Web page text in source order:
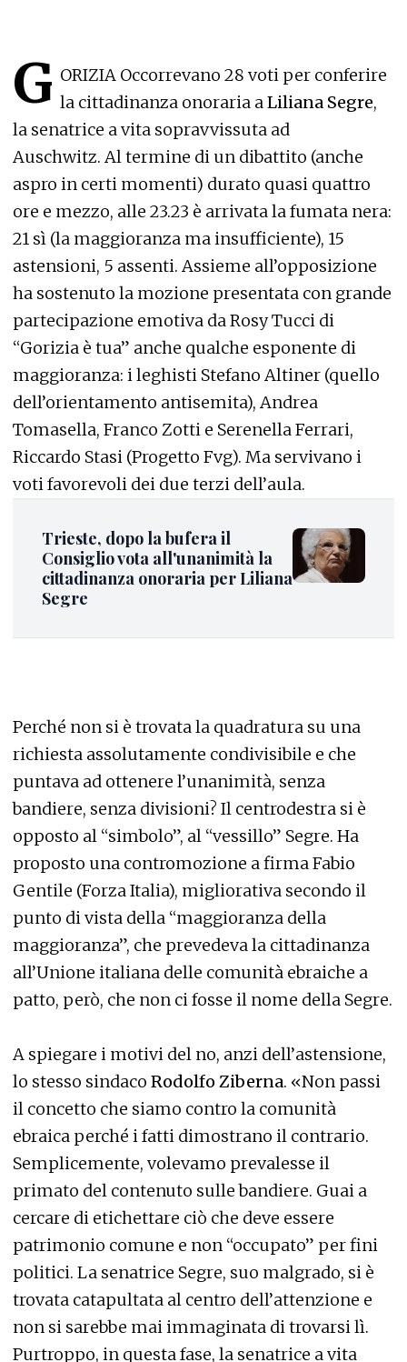
G ORIZIA Occorrevano 28 voti per conferire
la cittadinanza onoraria aLiliana Segre,
la senatrice a vita sopravvissuta ad
Auschwitz. Al termine di un dibattito (anche
aspro in certi momenti) durato quasi quattro
ore e mezzo, alle 23.23 è arrivata la fumata nera:
21 sì (la maggioranza ma insufficiente), 15
astensioni, 5 assenti. Assieme all’opposizione
ha sostenuto la mozione presentata con grande
partecipazione emotiva da Rosy Tucci di
“Gorizia è tua” anche qualche esponente di
maggioranza: i leghisti Stefano Altiner (quello
dell’orientamento antisemita), Andrea
Tomasella, Franco Zotti e Serenella Ferrari,
Riccardo Stasi (Progetto Fvg). Ma servivano i
voti favorevoli dei due terzi dell’aula.
Trieste, dopo la bufera il
Consiglio vota all'unanimità la
cittadinanza onoraria per Liliana
Segre
Perché non si è trovata la quadratura su una
richiesta assolutamente condivisibile e che
puntava ad ottenere l’unanimità, senza
bandiere, senza divisioni? Il centrodestra si è
opposto al “simbolo”, al “vessillo” Segre. Ha
proposto una contromozione a firma Fabio
Gentile (Forza Italia), migliorativa secondo il
punto di vista della “maggioranza della
maggioranza”, che prevedeva la cittadinanza
all’Unione italiana delle comunità ebraiche a
patto, però, che non ci fosse il nome della Segre.
A spiegare i motivi del no, anzi dell’astensione,
lo stesso sindaco Rodolfo Ziberna. «Non passi
il concetto che siamo contro la comunità
ebraica perché i fatti dimostrano il contrario.
Semplicemente, volevamo prevalesse il
primato del contenuto sulle bandiere. Guai a
cercare di etichettare ciò che deve essere
patrimonio comune e non “occupato” per fini
politici. La senatrice Segre, suo malgrado, si è
trovata catapultata al centro dell’attenzione e
non si sarebbe mai immaginata di trovarsi lì.
Purtroppo, in questa fase, la senatrice a vita